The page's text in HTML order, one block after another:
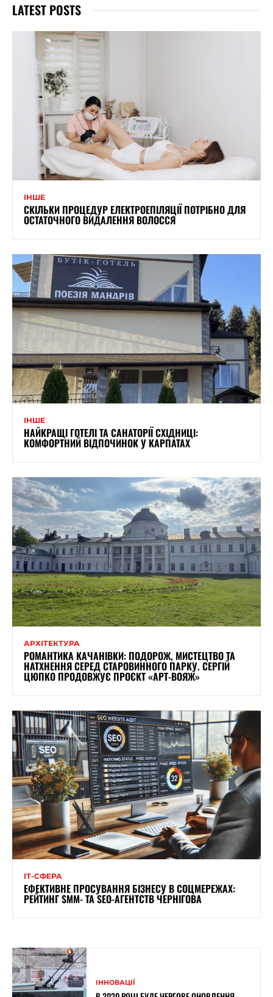
LATEST POSTS
ІНШЕ
СКІЛЬКИ ПРОЦЕДУР ЕЛЕКТРОЕПІЛЯЦІЇ ПОТРІБНО ДЛЯ
ОСТАТОЧНОГО ВИДАЛЕННЯ ВОЛОССЯ
ІНШЕ
НАЙКРАЩІ ГОТЕЛІ ТА САНАТОРІЇ СХІДНИЦІ:
КОМФОРТНИЙ ВІДПОЧИНОК У КАРПАТАХ
АРХІТЕКТУРА
РОМАНТИКА КАЧАНІВКИ: ПОДОРОЖ, МИСТЕЦТВО ТА
НАТХНЕННЯ СЕРЕД СТАРОВИННОГО ПАРКУ. СЕРГІЙ
ЦЮПКО ПРОДОВЖУЄ ПРОЄКТ «АРТ-ВОЯЖ»
ІТ-СФЕРА
ЕФЕКТИВНЕ ПРОСУВАННЯ БІЗНЕСУ В СОЦМЕРЕЖАХ:
РЕЙТИНГ SMM- ТА SEO-АГЕНТСТВ ЧЕРНІГОВА
ІННОВАЦІЇ